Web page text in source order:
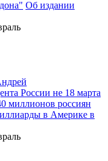
Об издании
России не 18 марта
миллионов россиян
в Америке в